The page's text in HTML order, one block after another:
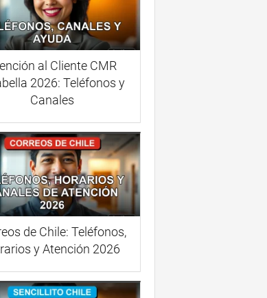
al Cliente CMR
2026: Teléfonos y
Canales
de Chile: Teléfonos,
y Atención 2026